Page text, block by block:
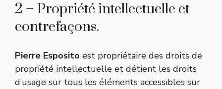
2 – Propriété intellectuelle et
contrefaçons.
Pierre Esposito est propriétaire des droits de
propriété intellectuelle et détient les droits
d’usage sur tous les éléments accessibles sur